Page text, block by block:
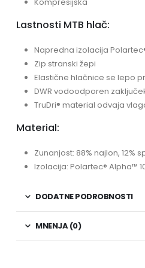
Lastnosti MTB hlač:
Napredna izolacija
Zip stranski žepi
Elastične hlačnice se lepo
DWR vodoodporen
TruDri® material odvaja
Material:
Zunanjost: 88% najlon, 12%
Izolacija: Polartec® Alpha™
DODATNE PODROBNOSTI
MNENJA (0)